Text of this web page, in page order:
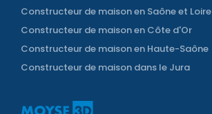
Constructeur de maison en Saône et Loire
Constructeur de maison en Côte d'Or
Constructeur de maison en Haute-Saône
Constructeur de maison dans le Jura